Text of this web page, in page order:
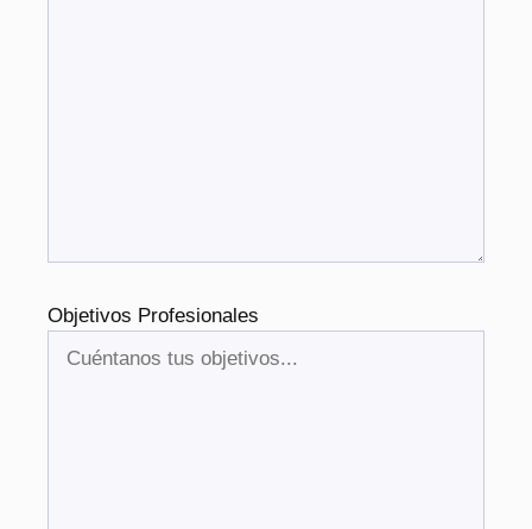
Objetivos Profesionales